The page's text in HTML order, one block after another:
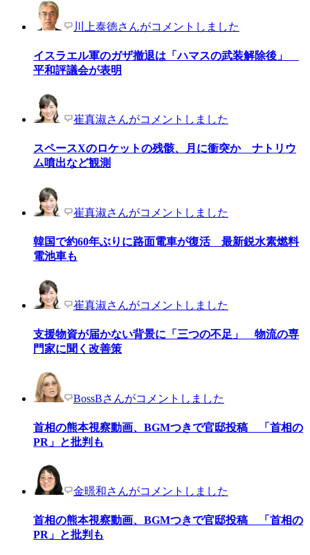
川上泰徳さんがコメントしました
イスラエル軍のガザ撤退は「ハマスの武装解除後」
平和評議会が表明
崔真淑さんがコメントしました
スペースXのロケットの残骸、月に衝突か ナトリウ
ム噴出など観測
崔真淑さんがコメントしました
韓国で約60年ぶりに路面電車が復活 最新鋭水素燃料
電池車も
崔真淑さんがコメントしました
支援物資が届かない背景に「三つの不足」 物流の専
門家に聞く改善策
BossBさんがコメントしました
首相の熊本視察動画、BGMつきで官邸投稿 「首相の
PR」と批判も
金暻和さんがコメントしました
首相の熊本視察動画、BGMつきで官邸投稿 「首相の
PR」と批判も